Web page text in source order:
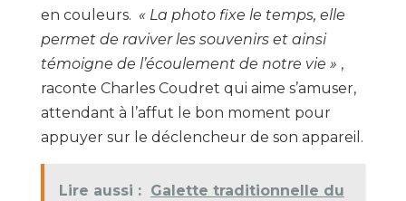
en couleurs. « La photo fixe le temps, elle
permet de raviver les souvenirs et ainsi
témoigne de l’écoulement de notre vie » ,
raconte Charles Coudret qui aime s’amuser,
attendant à l’affut le bon moment pour
appuyer sur le déclencheur de son appareil.
Lire aussi : Galette traditionnelle du